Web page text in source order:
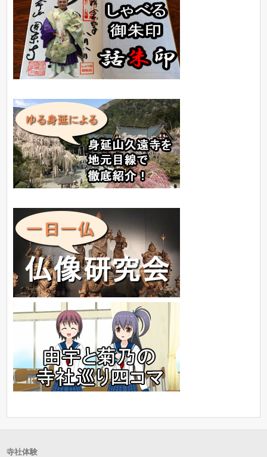
寺社体験